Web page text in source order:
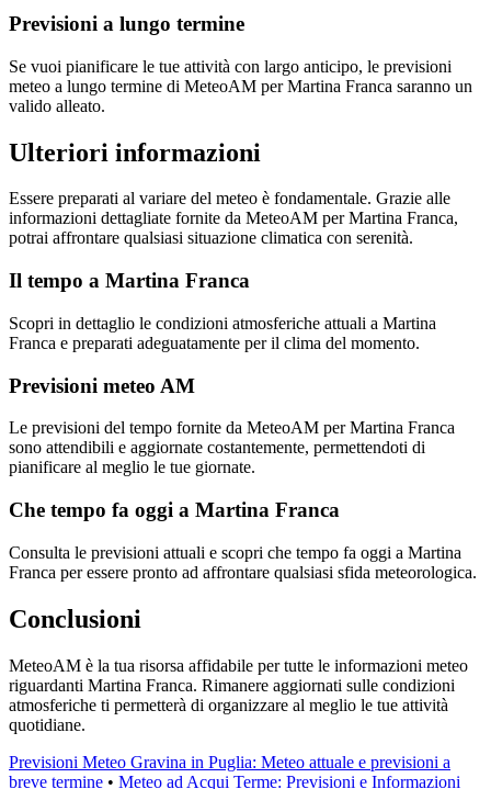
Previsioni a lungo termine
Se vuoi pianificare le tue attività con largo anticipo, le previsioni
meteo a lungo termine di MeteoAM per Martina Franca saranno un
valido alleato.
Ulteriori informazioni
Essere preparati al variare del meteo è fondamentale. Grazie alle
informazioni dettagliate fornite da MeteoAM per Martina Franca,
potrai affrontare qualsiasi situazione climatica con serenità.
Il tempo a Martina Franca
Scopri in dettaglio le condizioni atmosferiche attuali a Martina
Franca e preparati adeguatamente per il clima del momento.
Previsioni meteo AM
Le previsioni del tempo fornite da MeteoAM per Martina Franca
sono attendibili e aggiornate costantemente, permettendoti di
pianificare al meglio le tue giornate.
Che tempo fa oggi a Martina Franca
Consulta le previsioni attuali e scopri che tempo fa oggi a Martina
Franca per essere pronto ad affrontare qualsiasi sfida meteorologica.
Conclusioni
MeteoAM è la tua risorsa affidabile per tutte le informazioni meteo
riguardanti Martina Franca. Rimanere aggiornati sulle condizioni
atmosferiche ti permetterà di organizzare al meglio le tue attività
quotidiane.
Previsioni Meteo Gravina in Puglia: Meteo attuale e previsioni a
breve termine • Meteo ad Acqui Terme: Previsioni e Informazioni